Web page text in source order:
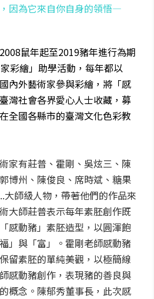
因為它來自你自身的領悟—
鼠年起至2019豬年進行為期
彩繪」助學活動，每年都以
內外藝術家參與彩繪，將「感
灣社會各界愛心人士收藏，募
全國各縣市的臺灣文化色彩教
家有莊普、霍剛、吳炫三、陳
博州、陳俊良、席時斌、糖果
大師級人物，帶著他們的作品來
大師莊普表示每年素胚創作既
感動豬」素胚造型，以圓渾飽
」與「富」。霍剛老師感動豬
留素胚的單純美觀，以極簡線
感動豬創作，表現豬的善良與
概念。陳郁秀董事長，此次感